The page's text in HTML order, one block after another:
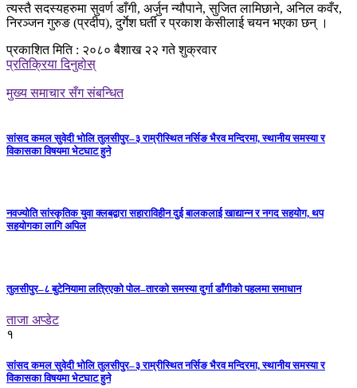
त्यस्तै सदस्यहरुमा सुवर्ण डाँगी, अर्जुन न्यौपाने, सुजित लामिछाने, अनिल कवँर,
निरञ्जन गुरुङ (प्रदीप), दुर्गेश घर्ती र प्रकाश केसीलाई चयन भएका छन् ।
प्रकाशित मिति : २०८० बैशाख २२ गते शुक्रवार
प्रतिक्रिया दिनुहोस्
मुख्य समाचार सँग संबन्धित
सांसद कमल सुवेदी भोलि तुलसीपुर–३ राम्रीस्थित नर्सिङ भैरव मन्दिरमा, स्थानीय समस्या र
विकासका विषयमा भेटघाट हुने
नवज्योति सांस्कृतिक युवा क्लबद्वारा सहाराविहीन दुई बालकलाई खाद्यान्न र नगद सहयोग, थप
सहयोगका लागि अपिल
तुलसीपुर–८ बुटेनियामा लत्रिएको पोल–तारको समस्या दुर्गा डाँगीको पहलमा समाधान
ताजा अप्डेट
१
सांसद कमल सुवेदी भोलि तुलसीपुर–३ राम्रीस्थित नर्सिङ भैरव मन्दिरमा, स्थानीय समस्या र
विकासका विषयमा भेटघाट हुने